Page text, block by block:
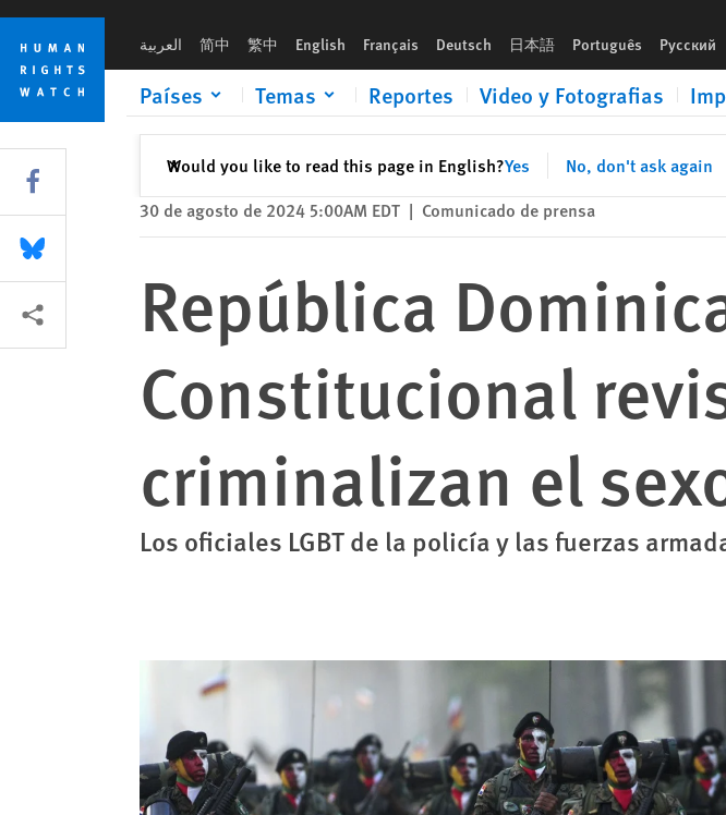
Skip
cookie
privacy
notice
Skip
main
content
العربية 简中 繁中 English Français Deutsch 日本語 Português Русский
Países Temas Reportes Video y Fotografias
Would you like to read this page in English?Yes No, don't ask again
✕Cerrar
30 de agosto de 2024 5:00AM EDT | Comunicado de prensa
República
Constitucional
criminalizan el
Los oficiales LGBT de la policía y las fuerzas
Share this via Facebook
Share this via Bluesky
Share this via Compartir